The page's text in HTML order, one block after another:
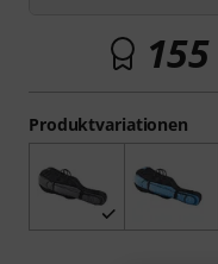
Produktvariationen
155